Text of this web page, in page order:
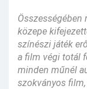
közepe
színészi játék
a film végi totál
minden műnél
szokványos